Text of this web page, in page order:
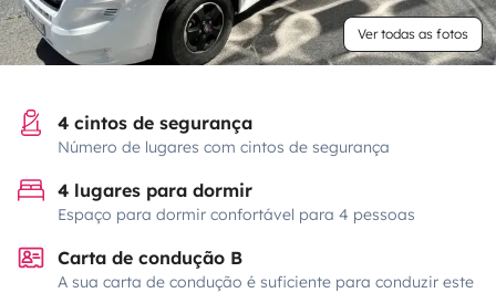
Ver todas as fotos
4 cintos de segurança
Número de lugares com cintos de segurança
4 lugares para dormir
Espaço para dormir confortável para 4 pessoas
Carta de condução B
A sua carta de condução é suficiente para conduzir este